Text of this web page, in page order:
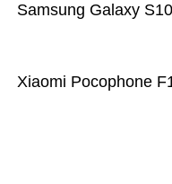
Xiaomi Pocophone
Samsung Galaxy S10